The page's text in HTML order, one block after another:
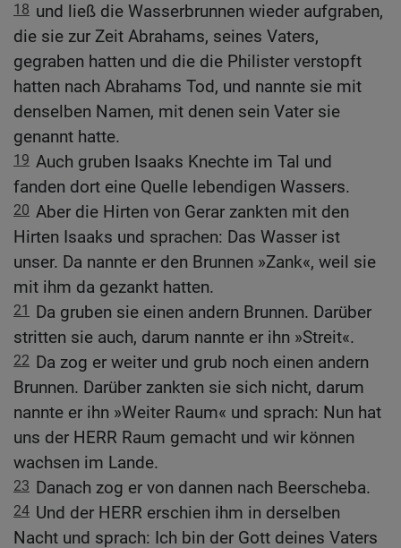
18 und ließ die Wasserbrunnen wieder aufgraben,
die sie zur Zeit Abrahams, seines Vaters,
gegraben hatten und die die Philister verstopft
hatten nach Abrahams Tod, und nannte sie mit
denselben Namen, mit denen sein Vater sie
genannt hatte.
19 Auch gruben Isaaks Knechte im Tal und
fanden dort eine Quelle lebendigen Wassers.
20 Aber die Hirten von Gerar zankten mit den
Hirten Isaaks und sprachen: Das Wasser ist
unser. Da nannte er den Brunnen »Zank«, weil sie
mit ihm da gezankt hatten.
21
Da gruben sie einen andern Brunnen. Darüber
stritten sie auch, darum nannte er ihn »Streit«.
22 Da zog er weiter und grub noch einen andern
Brunnen. Darüber zankten sie sich nicht, darum
nannte er ihn »Weiter Raum« und sprach: Nun hat
uns der HERR Raum gemacht und wir können
wachsen im Lande.
23 Danach zog er von dannen nach Beerscheba.
24 Und der HERR erschien ihm in derselben
Nacht und sprach: Ich bin der Gott deines Vaters